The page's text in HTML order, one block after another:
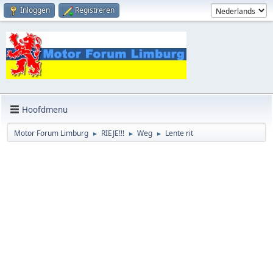
Inloggen Registreren
Hoofdmenu
Motor Forum Limburg ► RIEJE!!! ► Weg ► Lente rit